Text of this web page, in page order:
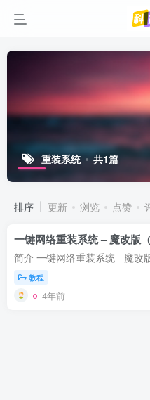
重装系统 共1篇
排序 更新 浏览 点赞
一键网络重装系统 – 魔改版
教程
4年前